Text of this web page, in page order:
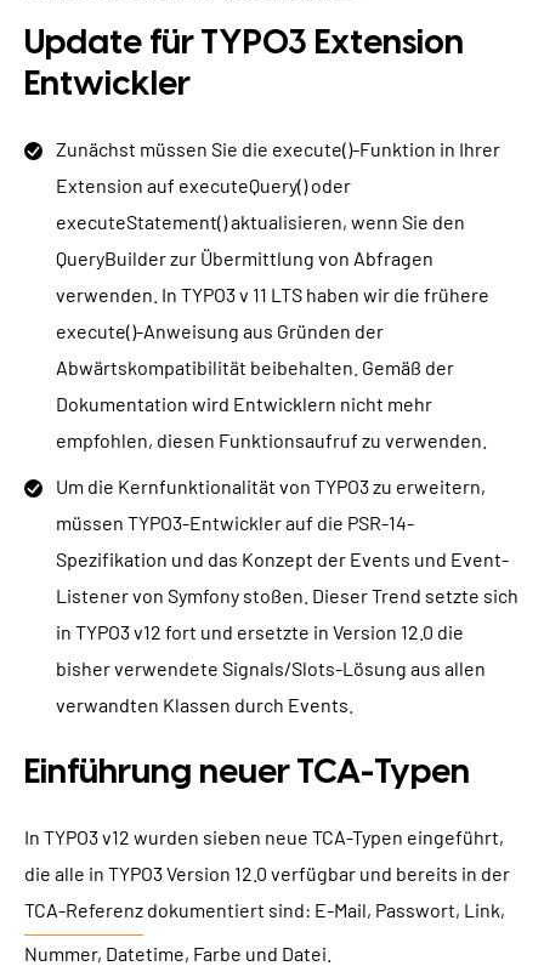
Update für TYPO3 Extension
Entwickler
Zunächst müssen Sie die execute()-Funktion in Ihrer
Extension auf executeQuery() oder
executeStatement() aktualisieren, wenn Sie den
QueryBuilder zur Übermittlung von Abfragen
verwenden. In TYPO3 v 11 LTS haben wir die frühere
execute()-Anweisung aus Gründen der
Abwärtskompatibilität beibehalten. Gemäß der
Dokumentation wird Entwicklern nicht mehr
empfohlen, diesen Funktionsaufruf zu verwenden.
Um die Kernfunktionalität von TYPO3 zu erweitern,
müssen TYPO3-Entwickler auf die PSR-14-
Spezifikation und das Konzept der Events und Event-
Listener von Symfony stoßen. Dieser Trend setzte sich
in TYPO3 v12 fort und ersetzte in Version 12.0 die
bisher verwendete Signals/Slots-Lösung aus allen
verwandten Klassen durch Events.
Einführung neuer TCA-Typen
In TYPO3 v12 wurden sieben neue TCA-Typen eingeführt,
die alle in TYPO3 Version 12.0 verfügbar und bereits in der
TCA-Referenz dokumentiert sind: E-Mail, Passwort, Link,
Nummer, Datetime, Farbe und Datei.